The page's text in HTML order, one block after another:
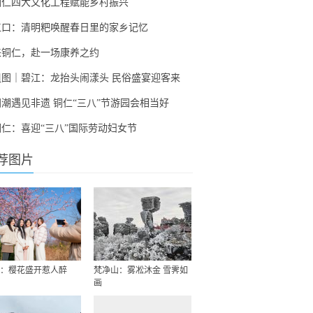
四大文化工程赋能乡村振兴
：清明粑唤醒春日里的家乡记忆
仁，赴一场康养之约
｜碧江：龙抬头闹漾头 民俗盛宴迎客来
遇见非遗 铜仁“三八”节游园会相当好
：喜迎“三八”国际劳动妇女节
图片
樱花盛开惹人醉
梵净山：雾凇沐金 雪霁如
画